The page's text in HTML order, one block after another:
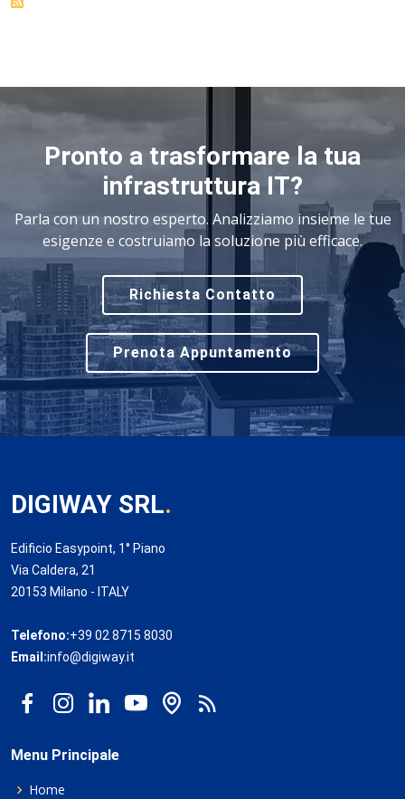
Pronto a trasformare la tua
infrastruttura IT?
Parla con un nostro esperto. Analizziamo insieme le tue
esigenze e costruiamo la soluzione più efficace.
Richiesta Contatto
Prenota Appuntamento
DIGIWAY SRL.
Edificio Easypoint, 1° Piano
Via Caldera, 21
20153 Milano - ITALY
Telefono:+39 02 8715 8030
Email:info@digiway.it
Menu Principale
Home